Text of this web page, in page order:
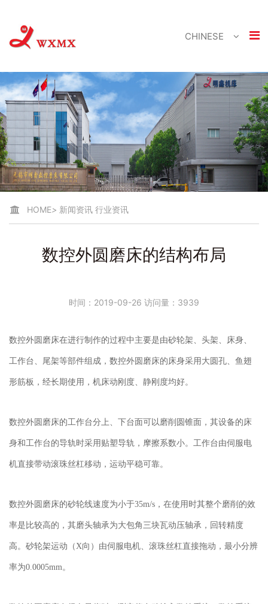
CHINESE
HOME> 新闻资讯 行业资讯
数控外圆磨床的结构布局
时间：2019-09-26 访问量：3939
数控外圆磨床在进行制作的过程中主要是由砂轮架、头架、床身、
工作台、尾架等部件组成，数控外圆磨床的床身采用大圆孔、鱼翅
形筋板，经长期使用，机床动刚度、静刚度均好。
数控外圆磨床的工作台分上、下台面可以磨削圆锥面，其设备的床
身和工作台的导轨时采用贴塑导轨，摩擦系数小。工作台由伺服电
机直接带动滚珠丝杠移动，运动平稳可靠。
数控外圆磨床的砂轮线速度为小于35m/s，在使用时其整个磨削的效
率是比较高的，其磨头轴承为大包角三块瓦动压轴承，回转精度
高。砂轮架运动（X向）由伺服电机、滚珠丝杠直接拖动，最小分辨
率为0.0005mm。